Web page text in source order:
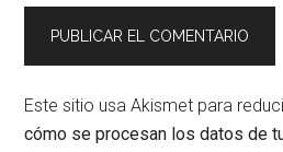
Este sitio usa Akismet para
cómo se procesan los datos de